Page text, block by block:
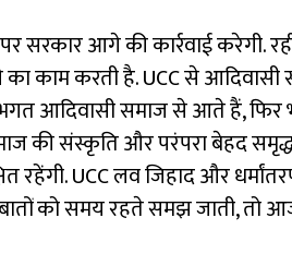
सरकार आगे की कार्रवाई करेगी.
का काम करती है. UCC से
आदिवासी समाज से आते हैं, फिर
की संस्कृति और परंपरा बेहद
रहेंगी. UCC लव जिहाद और
को समय रहते समझ जाती, तो